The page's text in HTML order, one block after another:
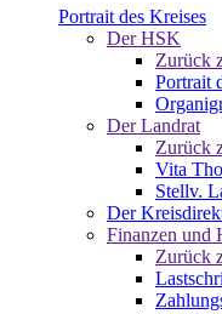
Portrait des Kreises
Der HSK
Zurück
Portrait
Der Landrat
Zurück
Vita
Stellv.
Der
Finanzen und
Zurück